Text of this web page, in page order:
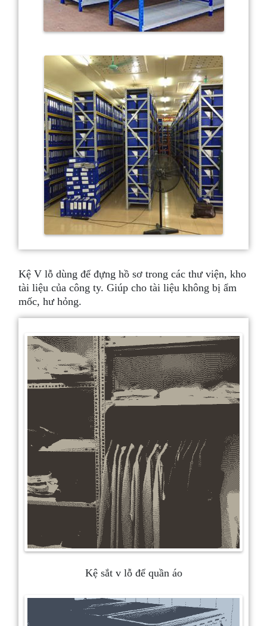
Kệ V lỗ dùng để đựng hồ sơ trong các thư viện, kho
tài liệu của công ty. Giúp cho tài liệu không bị ẩm
mốc, hư hỏng.
Kệ sắt v lỗ để quần áo